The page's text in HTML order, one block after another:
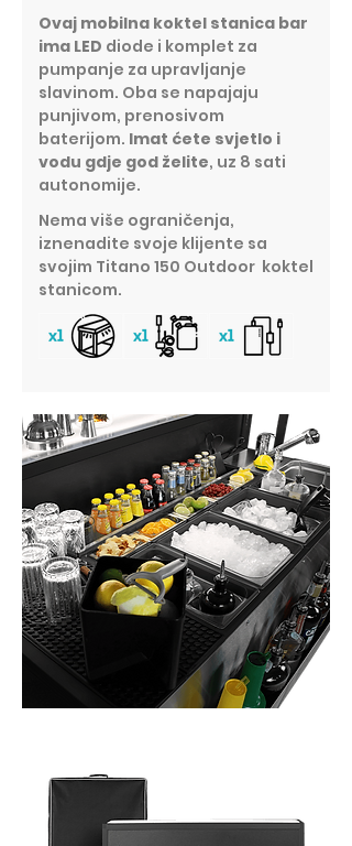
Ovaj mobilna koktel stanica bar
ima LED diode i komplet za
pumpanje za upravljanje
slavinom. Oba se napajaju
punjivom, prenosivom
baterijom. Imat ćete svjetlo i
vodu gdje god želite, uz 8 sati
autonomije.
Nema više ograničenja,
iznenadite svoje klijente sa
svojim Titano 150 Outdoor koktel
stanicom.